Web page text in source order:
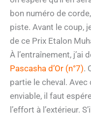
bon numéro de
piste. Avant le coup,
de ce Prix Etalon
À l’entraînement, j’ai
Pascasha d’Or (n°7).
partie le cheval.
enviable, il faut
l’effort à l’extérieur.